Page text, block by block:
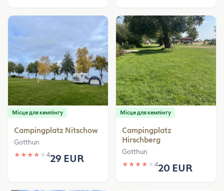
Місце для кемпінгу
Campingplatz Nitschow
Gotthun
★ ★ ★ ★ ★ 429 EUR
Місце для кемпінгу
Campingplatz
Hirschberg
Gotthun
★ ★ ★ ★ ★ 420 EUR